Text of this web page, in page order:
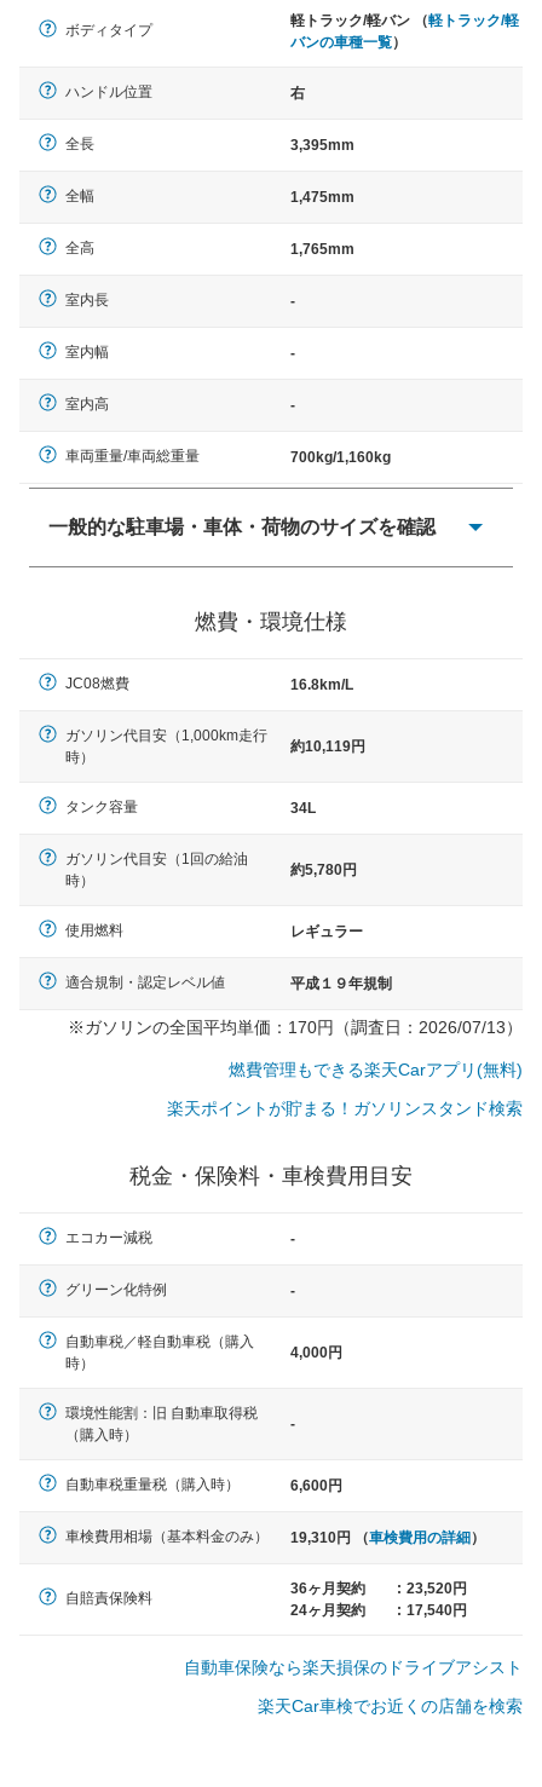
ボディタイプ
軽トラック/軽バン （軽トラック/軽
バンの車種一覧）
ハンドル位置 右
全長 3,395mm
全幅 1,475mm
全高 1,765mm
室内長 -
室内幅 -
室内高 -
車両重量/車両総重量 700kg/1,160kg
一般的な駐車場・車体・荷物のサイズを確認
× 長さ 5,000mm 車路幅 5,000mmというサイズが標準値
ノア、セレナ、プリウス、カロー
ラ、ステップワゴン など
大型車
スター、ハイエースワゴン、デリ
燃費・環境仕様
JC08燃費 16.8km/L
ガソリン代目安（1,000km走行
時）
約10,119円
タンク容量 34L
ガソリン代目安（1回の給油
時）
約5,780円
使用燃料 レギュラー
適合規制・認定レベル値 平成１９年規制
※ガソリンの全国平均単価：170円（調査日：2026/07/13）
燃費管理もできる楽天Carアプリ(無料)
楽天ポイントが貯まる！ガソリンスタンド検索
税金・保険料・車検費用目安
エコカー減税 -
グリーン化特例 -
自動車税／軽自動車税（購入
時）
4,000円
環境性能割：旧 自動車取得税
（購入時）
-
自動車税重量税（購入時） 6,600円
車検費用相場（基本料金のみ） 19,310円 （車検費用の詳細）
自賠責保険料
36ヶ月契約 : 23,520円
24ヶ月契約
: 17,540円
自動車保険なら楽天損保のドライブアシスト
楽天Car車検でお近くの店舗を検索